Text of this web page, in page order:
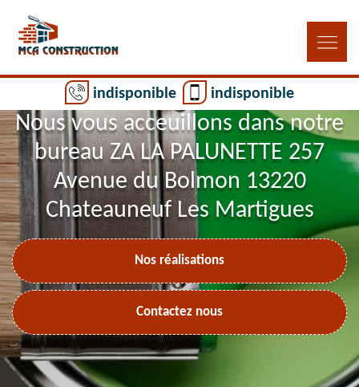
indisponible indisponible
Nous vous acceuillons dans notre
bureau ZA LA PALUNETTE 257
Avenue du Bolmon 13220
Chateauneuf Les Martigues
Nos réalisations
Contactez nous